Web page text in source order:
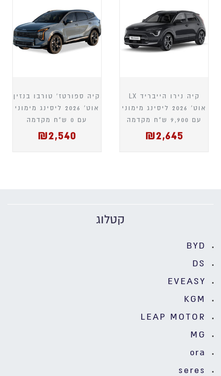
קיה נירו הייבריד LX
אוט' 2026 ליסינג מימוני
עם 9,900 ש"ח מקדמה
₪2,645
קיה ספורטז' טורבו בנזין
אוט' 2026 ליסינג מימוני
עם 0 ש"ח מקדמה
₪2,540
קטלוג
BYD
DS
EVEASY
KGM
LEAP MOTOR
MG
ora
seres